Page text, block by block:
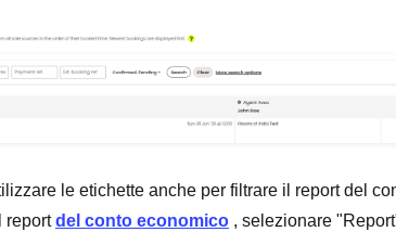
le etichette anche per filtrare il report del
reportdel conto economico , selezionare